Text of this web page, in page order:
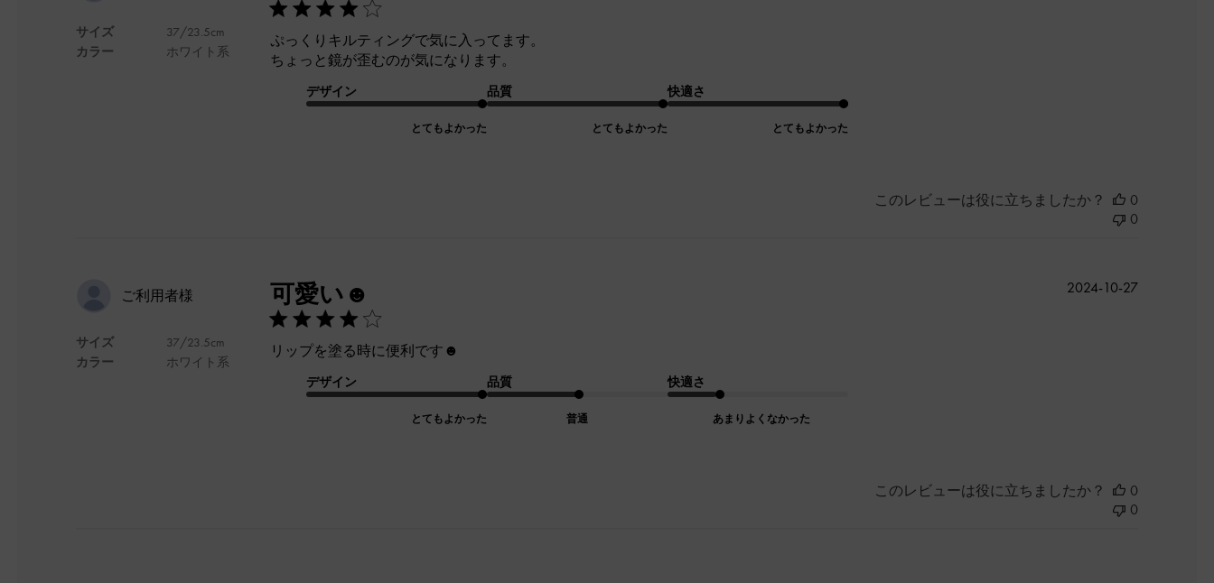
サイズ
カラー
37/23.5cm
ホワイト系
ぷっくりキルティングで気に入ってます。
ちょっと鏡が歪むのが気になります。
デザイン
とてもよかった
品質
とてもよかった
快適さ
とてもよかった
このレビューは役に立ちましたか？
0
0
ご利用者様
サイズ
カラー
37/23.5cm
ホワイト系
可愛い☻
リップを塗る時に便利です☻
デザイン
とてもよかった
品質
普通
快適さ
あまりよくなかった
公
2024-10-27
このレビューは役に立ちましたか？
0
0